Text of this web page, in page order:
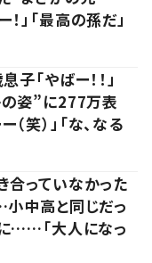
」「最高の孫だ」
「やばー！！」
姿”に277万表
笑）」「な、なる
合っていなかった
中高と同じだっ
……「大人になっ